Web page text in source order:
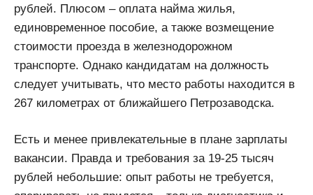
рублей. Плюсом – оплата найма жилья,
единовременное пособие, а также возмещение
стоимости проезда в железнодорожном
транспорте. Однако кандидатам на должность
следует учитывать, что место работы находится в
267 километрах от ближайшего Петрозаводска.
Есть и менее привлекательные в плане зарплаты
вакансии. Правда и требования за 19-25 тысяч
рублей небольшие: опыт работы не требуется,